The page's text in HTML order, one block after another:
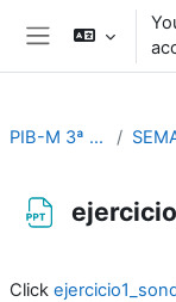
Skip to main content
PIB-M 3ª Edición (fase práctica)
Click